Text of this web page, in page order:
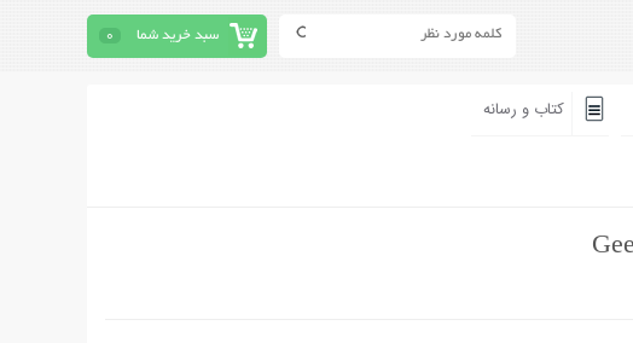
سبد خرید شما 0
کتاب و رسانه